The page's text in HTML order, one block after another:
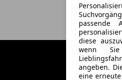
passende
diese
wenn
angeben.
eine